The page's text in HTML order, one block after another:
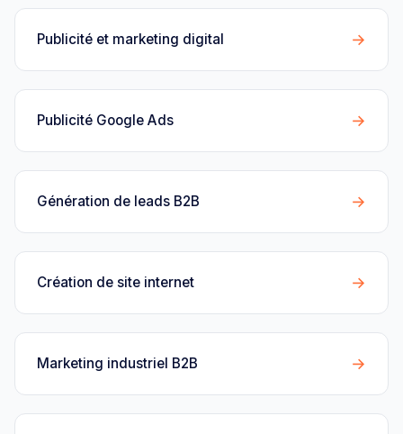
Publicité et marketing digital →
Publicité Google Ads →
Génération de leads B2B →
Création de site internet →
Marketing industriel B2B →